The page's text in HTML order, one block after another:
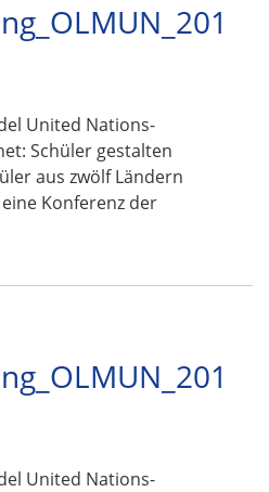
United Nations-
Schüler gestalten
aus zwölf Ländern
Konferenz der
United Nations-